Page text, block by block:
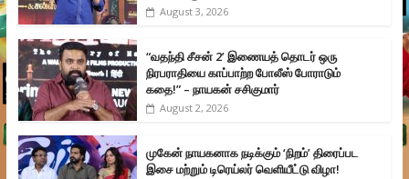
August 3, 2026
“வதந்தி சீசன் 2’ இணையத் தொடர் ஒரு
நிரபராதியை காப்பாற்ற போலீஸ் போராடும்
கதை!” – நாயகன் சசிகுமார்
August 2, 2026
முகேன் நாயகனாக நடிக்கும் ‘நிறம்’ திரைப்பட
இசை மற்றும் டிரெய்லர் வெளியீட்டு விழா!